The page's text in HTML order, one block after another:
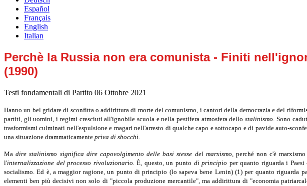
Español
Français
English
Italian
Perchè la Russia non era comunista - Finiti
(1990)
Testi fondamentali di Partito 06 Ottobre 2021
Hanno un bel gridare di sconfitta o addirittura di morte del comunismo, i cantori della democrazia e del
partiti, gli uomini, i regimi cresciuti all'ignobile scuola e nella pestifera atmosfera dellostalinismo. Sono
trasformismi culminati nell'espulsione e magari nell'arresto di qualche capo e sottocapo e di pavide auto-
una situazione drammaticamente priva di sbocchi.
Madire stalinismo significa dire capovolgimento delle basi stesse del marxismo, perché non c'è
l'internalizzazione del processo rivoluzionario. È, questo, un punto di principio per quanto riguarda i
socialismo. Ed è, a maggior ragione, un punto di principio (lo sapeva bene Lenin) (1) per quanto riguarda
elementi ben più decisivi non solo di "piccola produzione mercantile", ma addirittura di "economia